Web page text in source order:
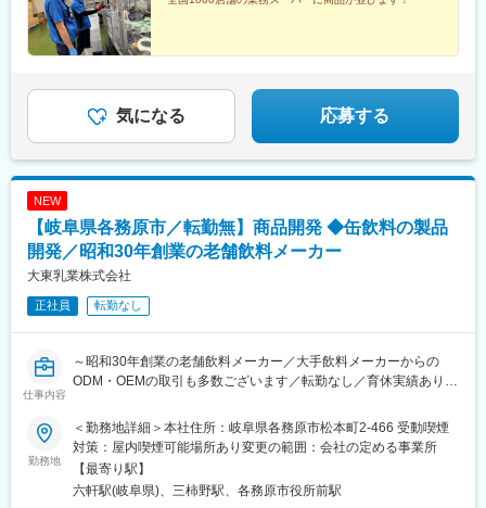
気になる 応募する
NEW
【岐阜県各務原市／転勤無】商品開発 ◆缶飲料の製品
開発／昭和30年創業の老舗飲料メーカー
大東乳業株式会社
正社員 転勤なし
仕事内容
～昭和30年創業の老舗飲料メーカー／大手飲料メーカーからの
ODM・OEMの取引も多数ございます／転勤なし／育休実績あり／
■業務内容：
・缶詰飲料製品の分析／測定
・製造工程の管理（充填前・充填直後・殺菌直後の物性検査、ラ
インチェック）
勤務地
＜勤務地詳細＞本社住所：岐阜県各務原市松本町2-466 受動喫煙
対策：屋内喫煙可能場所あり変更の範囲：会社の定める事業所
【最寄り駅】
六軒駅(岐阜県)、三柿野駅、各務原市役所前駅